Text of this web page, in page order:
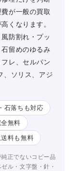
が一般の買取
くなります。
防割れ・プッ
留めのゆるみ
レ、セルパン
、ソリス、アジ
石落ちも対応
無料
料も無料
正でないコピー品
ル・文字盤・針・